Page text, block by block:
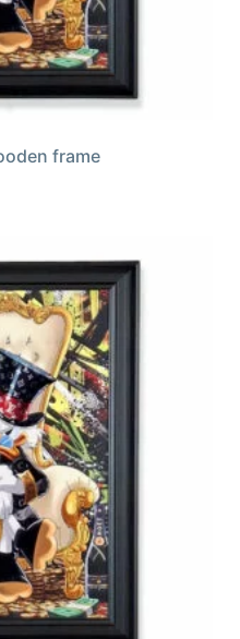
frame